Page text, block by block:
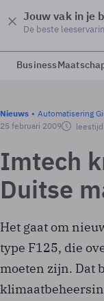
Jouw vak in je
De beste
Business
Nieuws
Automatisering
25 februari 2009
Imtech
Duitse
Het gaat om
type F125, die
moeten zijn. Dat